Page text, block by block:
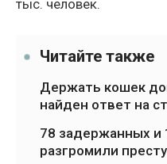
тыс. человек.
Читайте также
Держать кошек
найден ответ на
78 задержанных и
разгромили